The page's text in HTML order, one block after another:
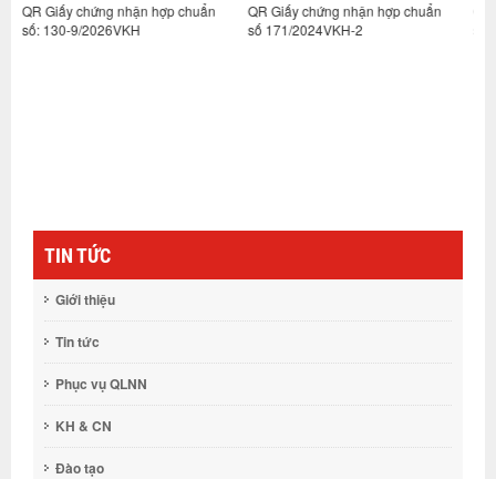
chuẩn
QR Giấy chứng nhận hợp chuẩn
số 171/2024VKH-2
QR Giấy chứng nhận hợp
số: 100-3/2026VKH
TIN TỨC
Giới thiệu
Tin tức
Phục vụ QLNN
KH & CN
Đào tạo